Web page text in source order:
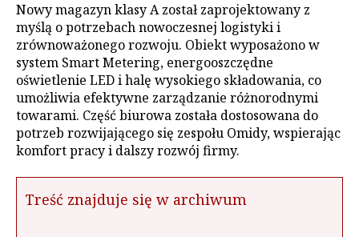
Nowy magazyn klasy A został zaprojektowany z
myślą o potrzebach nowoczesnej logistyki i
zrównoważonego rozwoju. Obiekt wyposażono w
system Smart Metering, energooszczędne
oświetlenie LED i halę wysokiego składowania, co
umożliwia efektywne zarządzanie różnorodnymi
towarami. Część biurowa została dostosowana do
potrzeb rozwijającego się zespołu Omidy, wspierając
komfort pracy i dalszy rozwój firmy.
Treść znajduje się w archiwum